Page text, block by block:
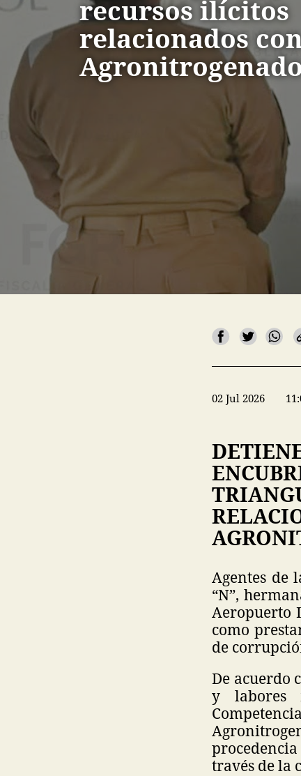
recursos ilícitos
relacionados
02 Jul 2026
Agentes de
“N”,
Aeropuerto
como
de
De acuerdo
y labores
través de la